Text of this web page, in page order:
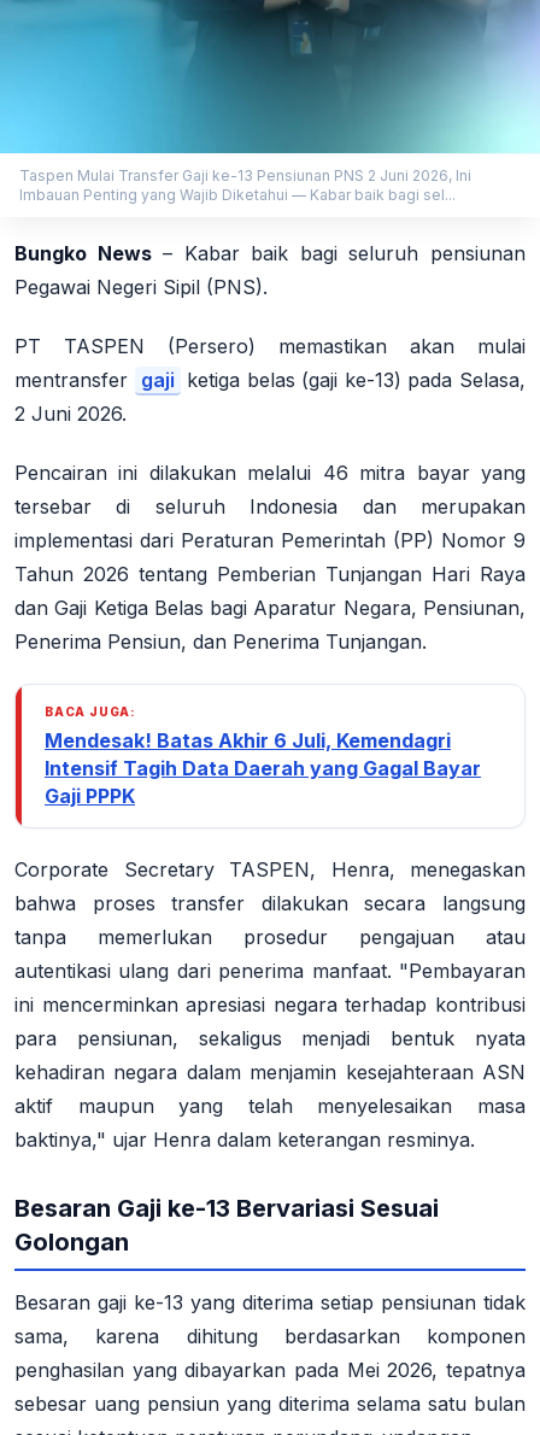
Taspen Mulai Transfer Gaji ke-13 Pensiunan PNS 2 Juni 2026, Ini
Imbauan Penting yang Wajib Diketahui — Kabar baik bagi sel...
Bungko News– Kabar baik bagi seluruh pensiunan
Pegawai Negeri Sipil (PNS).
PT TASPEN (Persero) memastikan akan mulai
mentransfer gaji ketiga belas (gaji ke-13) pada Selasa,
2 Juni 2026.
Pencairan ini dilakukan melalui 46 mitra bayar yang
tersebar di seluruh Indonesia dan merupakan
implementasi dari Peraturan Pemerintah (PP) Nomor 9
Tahun 2026 tentang Pemberian Tunjangan Hari Raya
dan Gaji Ketiga Belas bagi Aparatur Negara, Pensiunan,
Penerima Pensiun, dan Penerima Tunjangan.
BACA JUGA:
Mendesak! Batas Akhir 6 Juli, Kemendagri
Intensif Tagih Data Daerah yang Gagal Bayar
Gaji PPPK
Corporate Secretary TASPEN, Henra, menegaskan
bahwa proses transfer dilakukan secara langsung
tanpa memerlukan prosedur pengajuan atau
autentikasi ulang dari penerima manfaat. "Pembayaran
ini mencerminkan apresiasi negara terhadap kontribusi
para pensiunan, sekaligus menjadi bentuk nyata
kehadiran negara dalam menjamin kesejahteraan ASN
aktif maupun yang telah menyelesaikan masa
baktinya," ujar Henra dalam keterangan resminya.
Besaran Gaji ke-13 Bervariasi Sesuai
Golongan
Besaran gaji ke-13 yang diterima setiap pensiunan tidak
sama, karena dihitung berdasarkan komponen
penghasilan yang dibayarkan pada Mei 2026, tepatnya
sebesar uang pensiun yang diterima selama satu bulan